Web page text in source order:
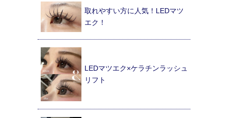
取れやすい方に人気！LEDマツ
エク！
LEDマツエク×ケラチンラッシュ
リフト